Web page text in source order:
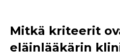
Mitkä kriteerit
eläinlääkärin